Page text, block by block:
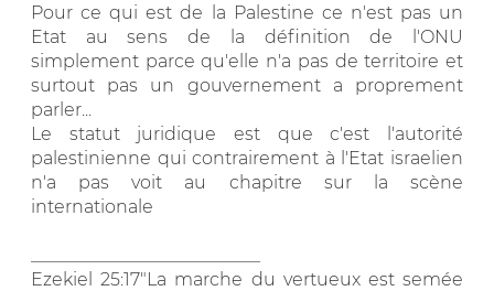
Pour ce qui est de la Palestine ce n'est pas un
Etat au sens de la définition de l'ONU
simplement parce qu'elle n'a pas de territoire et
surtout pas un gouvernement a proprement
parler...
Le statut juridique est que c'est l'autorité
palestinienne qui contrairement à l'Etat israelien
n'a pas voit au chapitre sur la scène
internationale
Ezekiel 25:17"La marche du vertueux est semée